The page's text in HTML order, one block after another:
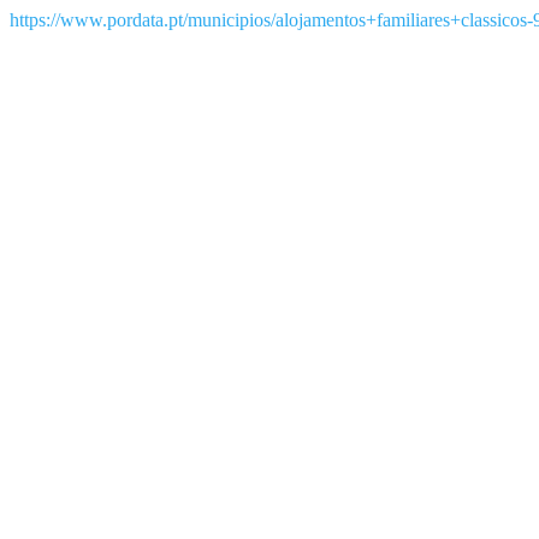
https://www.pordata.pt/municipios/alojamentos+familiares+classicos-